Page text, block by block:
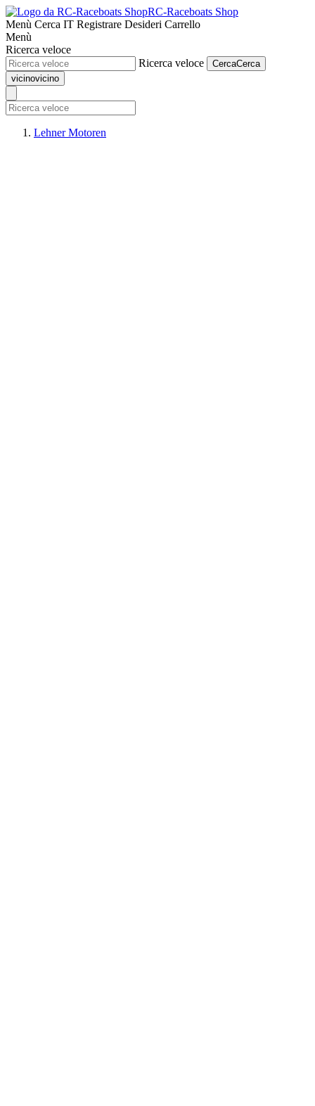
RC-Raceboats Shop
Menù Cerca IT Registrare Desideri Carrello
Menù
Ricerca veloce
Ricerca veloce
CercaCerca
vicinovicino
Lehner Motoren